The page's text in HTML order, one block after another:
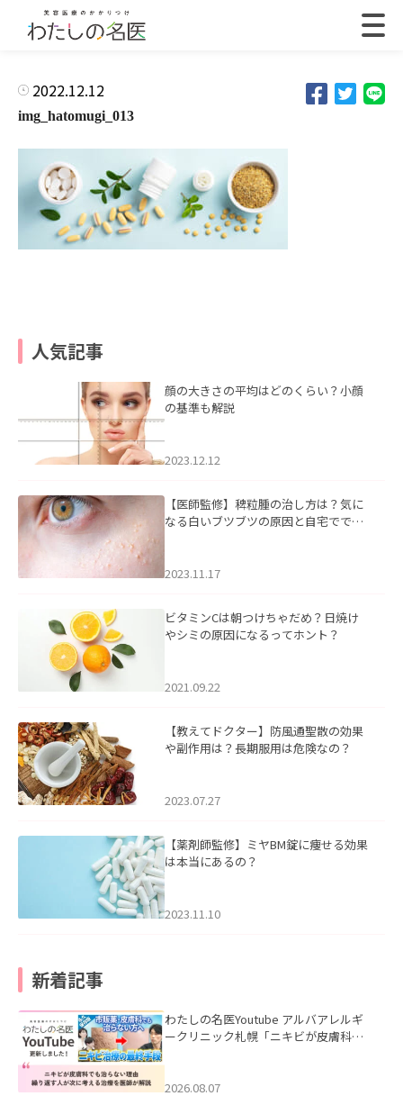
2022.12.12
img_hatomugi_013
人気記事
顔の大きさの平均はどのくらい？小顔
の基準も解説
2023.12.12
【医師監修】稗粒腫の治し方は？気に
なる白いブツブツの原因と自宅ででき
2023.11.17
ビタミンCは朝つけちゃだめ？日焼け
やシミの原因になるってホント？
2021.09.22
【教えてドクター】防風通聖散の効果
や副作用は？長期服用は危険なの？
2023.07.27
【薬剤師監修】ミヤBM錠に痩せる効果
は本当にあるの？
2023.11.10
新着記事
わたしの名医Youtube アルバアレルギ
ークリニック札幌「ニキビが皮膚科で
ました。
2026.08.07